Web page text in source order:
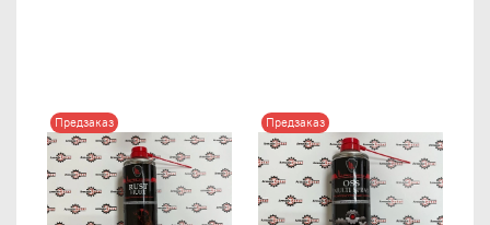
Предзаказ Предзаказ